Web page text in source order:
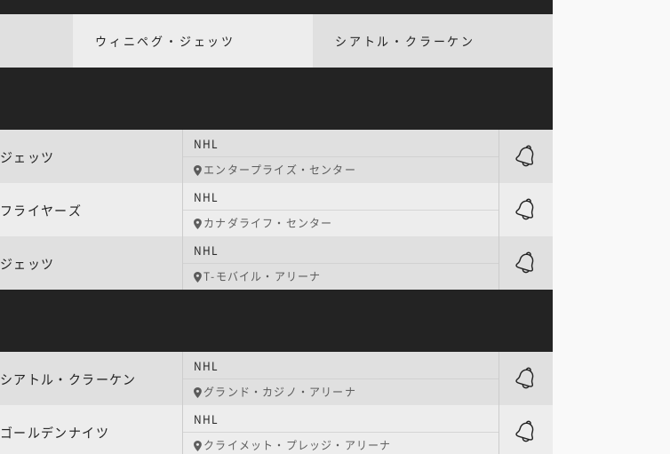
ウィニペグ・ジェッツ シアトル・クラーケン
ジェッツ
NHL
エンタープライズ・センター
フライヤーズ
NHL
カナダライフ・センター
ジェッツ
NHL
T-モバイル・アリーナ
シアトル・クラーケン
NHL
グランド・カジノ・アリーナ
ゴールデンナイツ
NHL
クライメット・プレッジ・アリーナ